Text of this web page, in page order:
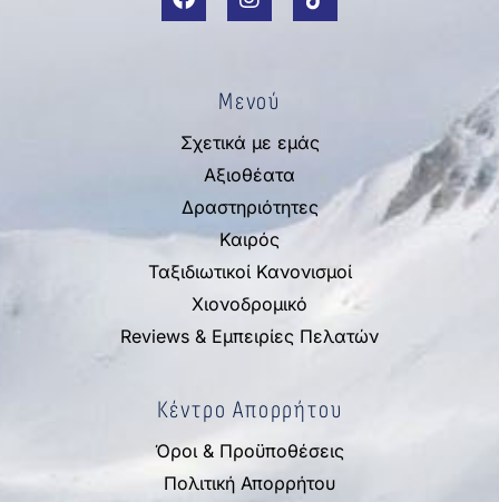
Μενού
Σχετικά με εμάς
Αξιοθέατα
Δραστηριότητες
Καιρός
Ταξιδιωτικοί Κανονισμοί
Χιονοδρομικό
Reviews & Εμπειρίες Πελατών
Κέντρο Απορρήτου
Όροι & Προϋποθέσεις
Πολιτική Απορρήτου